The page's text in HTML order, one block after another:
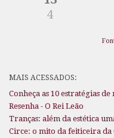
4
MAIS ACESSADOS:
Conheça as 10 estratégias
Resenha - O Rei Leão
Tranças: além da estética
Circe: o mito da feiticeira